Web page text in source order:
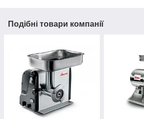
Подібні товари компанії